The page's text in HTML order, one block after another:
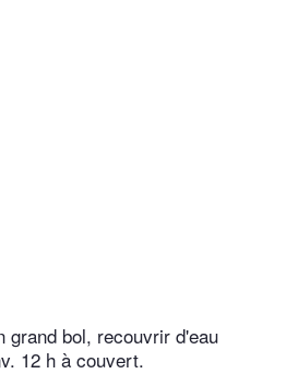
grand bol, recouvrir d'eau
12 h à couvert.